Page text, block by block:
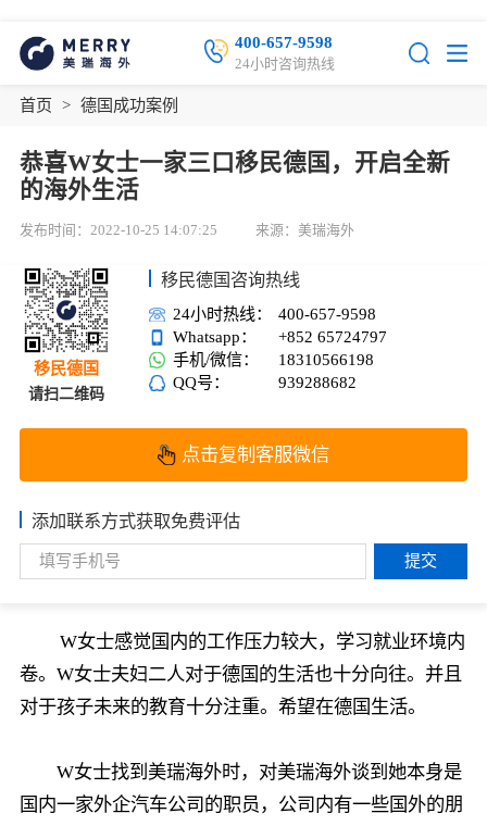
400-657-9598
24小时咨询热线
首页 > 德国成功案例
恭喜W女士一家三口移民德国，开启全新
的海外生活
发布时间：2022-10-25 14:07:25 来源：美瑞海外
移民德国
请扫二维码
移民德国咨询热线
24小时热线：
400-657-9598
Whatsapp：
+852 65724797
手机/微信：
18310566198
QQ号：
939288682
点击复制客服微信
添加联系方式获取免费评估
提交
W女士感觉国内的工作压力较大，学习就业环境内
卷。W女士夫妇二人对于德国的生活也十分向往。并且
对于孩子未来的教育十分注重。希望在德国生活。
W女士找到美瑞海外时，对美瑞海外谈到她本身是
国内一家外企汽车公司的职员，公司内有一些国外的朋